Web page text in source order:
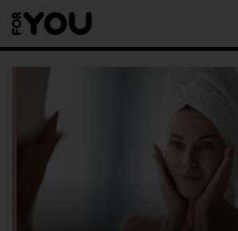
naar
artikel